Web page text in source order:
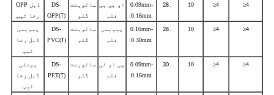
OPP ڈبل
رخا ٹیپ
DS-
OPP(T)
سالوینٹ
گلو
او پی پی
فلم
0.09mm-
0.16mm
28 10 ≥4 ≥4
پیویسی
ڈبل رخا
ٹیپ
DS-
PVC(T)
سالوینٹ
گلو
پیویسی
فلم
0.16mm-
0.30mm
28 10 ≥4 ≥4
پیئٹی
ڈبل رخا
ٹیپ
DS-
PET(T)
سالوینٹ
گلو
پی ای ٹی
فلم
0.09mm-
0.16mm
30 10 ≥4 ≥4